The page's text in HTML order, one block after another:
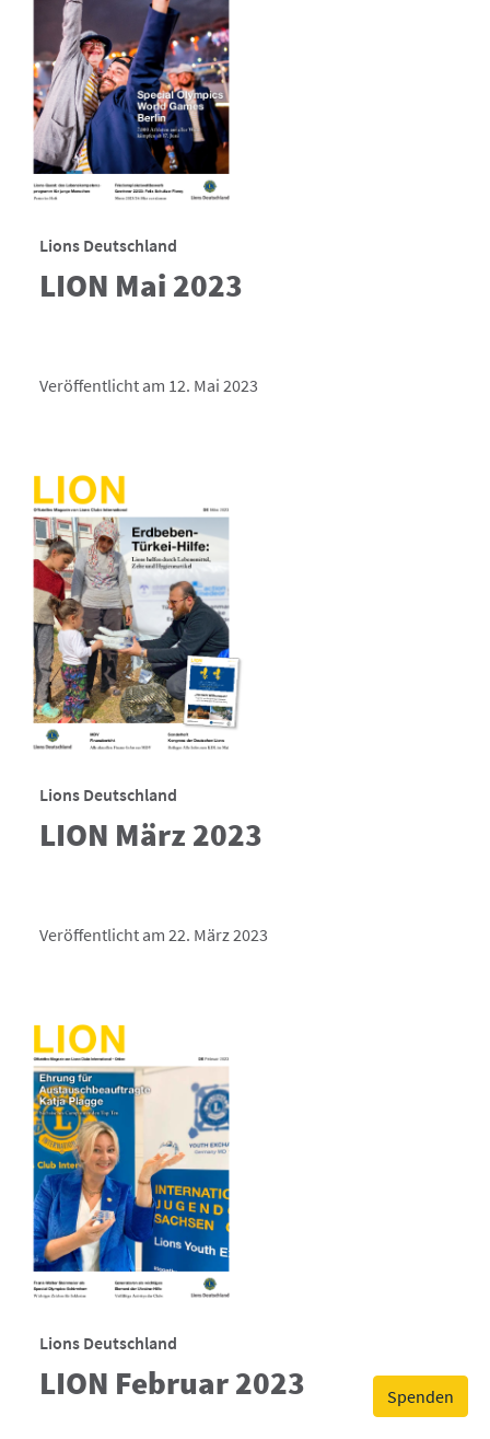
Spenden
Lions Deutschland
LION Mai 2023
Veröffentlicht am 12. Mai 2023
Lions Deutschland
LION März 2023
Veröffentlicht am 22. März 2023
Lions Deutschland
LION Februar 2023